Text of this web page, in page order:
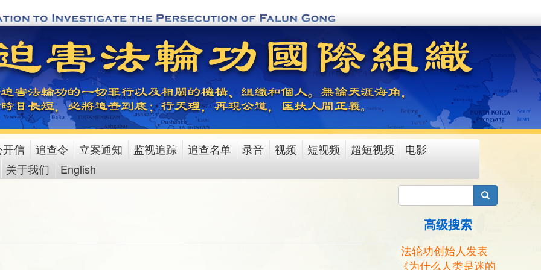
开信 追查令 立案通知 监视追踪 追查名单 录音 视频 短视频 超短视频
电影
关于我们
English
搜索
高级搜索
法轮功创始人发表
《为什么人类是迷的